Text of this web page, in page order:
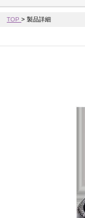
TOP>製品詳細